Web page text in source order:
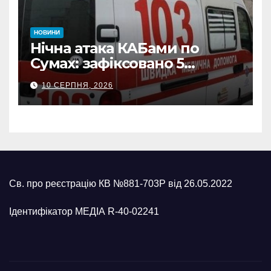
НОВИНИ
Нічна атака КАБами по
Сумах: зафіксовано 5
влучань, щонайменше
п’ятеро поранених
10 СЕРПНЯ, 2026
Св. про реєстрацію КВ №881-703Р від 26.05.2022
Ідентифікатор МЕДІА R-40-02241